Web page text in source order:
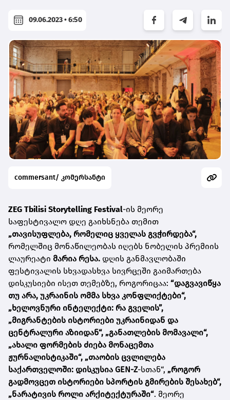
09.06.2023 • 6:50
commersant/ კომერსანტი
ZEG Tbilisi Storytelling Festival-ის მეორე
საფესტივალო დღე გაიხსნება თემით
„თავისუფლება, რომელიც ყველას გვჭირდება“,
რომელშიც მონაწილეობას იღებს ნობელის პრემიის
ლაურეატი მარია რესა. დღის განმავლობაში
ფესტივალის სხვადასხვა სივრცეში გაიმართება
დისკუსიები ისეთ თემებზე, როგორიცაა: “დაგვავიწყა
თუ არა, უკრაინის ომმა სხვა კონფლიქტები“,
„ხელოვნური ინტელექტი: რა გველის”,
„მიგრანტების ისტორიები უკრაინიდან და
ცენტრალური აზიიდან“, „განათლების მომავალი“,
„ახალი ფორმების ძიება მონაცემთა
ჟურნალისტიკაში“, „თაობის ცვლილება
საქართველოში: დისკუსია GEN-Z-სთან“, „როგორ
გადმოვცეთ ისტორიები სპორტის გმირების შესახებ“,
„ნარატივის როლი არქიტექტურაში“. მეორე